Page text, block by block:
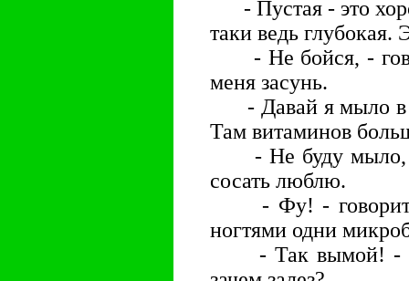
- Пустая - это
таки ведь глубокая.
- Не бойся, -
меня засунь.
- Давай я мыло в
Там витаминов
- Не буду мыло, -
сосать люблю.
- Фу! - говорит
ногтями одни
- Так вымой! -